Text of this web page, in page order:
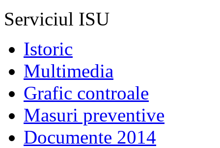
Serviciul ISU
Istoric
Multimedia
Grafic controale
Masuri preventive
Documente 2014